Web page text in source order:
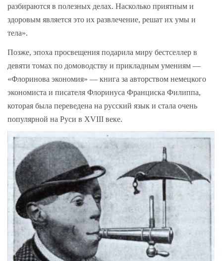
разбираются в полезных делах. Насколько приятным и
здоровым является это их развлечение, решат их умы и
тела».
Позже, эпоха просвещения подарила миру бестселлер в
девяти томах по домоводству и прикладным умениям —
«Флоринова экономия» — книга за авторством немецкого
экономиста и писателя Флоринуса Франциска Филиппа,
которая была переведена на русский язык и стала очень
популярной на Руси в XVIII веке.